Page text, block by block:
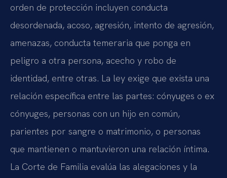
orden de protección incluyen conducta
desordenada, acoso, agresión, intento de agresión,
amenazas, conducta temeraria que ponga en
peligro a otra persona, acecho y robo de
identidad, entre otras. La ley exige que exista una
relación específica entre las partes: cónyuges o ex
cónyuges, personas con un hijo en común,
parientes por sangre o matrimonio, o personas
que mantienen o mantuvieron una relación íntima.
La Corte de Familia evalúa las alegaciones y la